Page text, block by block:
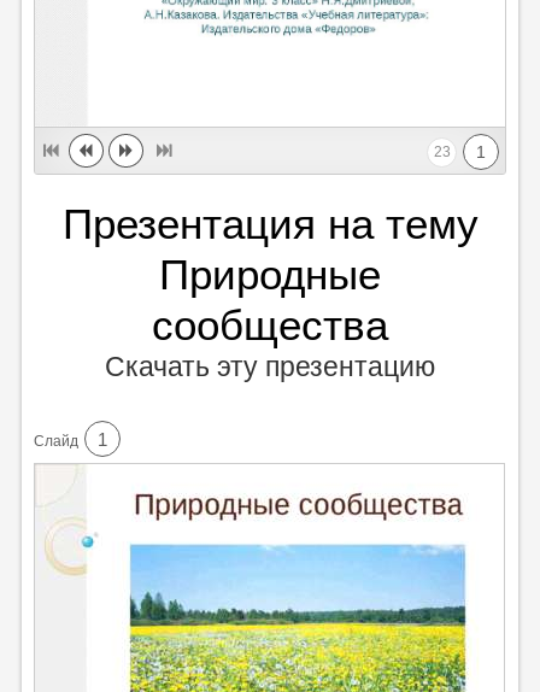
1
23
Презентация на тему
Природные
сообщества
Скачать эту презентацию
Cлайд 1